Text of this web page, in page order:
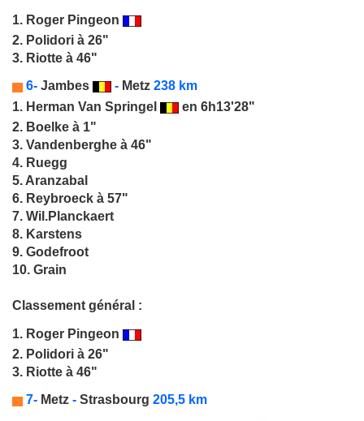
1. Roger Pingeon
2. Polidori à 26"
3. Riotte à 46"
6- Jambes - Metz 238 km
1. Herman Van Springel
en 6h13'28"
2. Boelke à 1"
3. Vandenberghe à 46"
4. Ruegg
5. Aranzabal
6. Reybroeck à 57"
7. Wil.Planckaert
8. Karstens
9. Godefroot
10. Grain
Classement général :
1. Roger Pingeon
2. Polidori à 26"
3. Riotte à 46"
7- Metz - Strasbourg 205,5 km